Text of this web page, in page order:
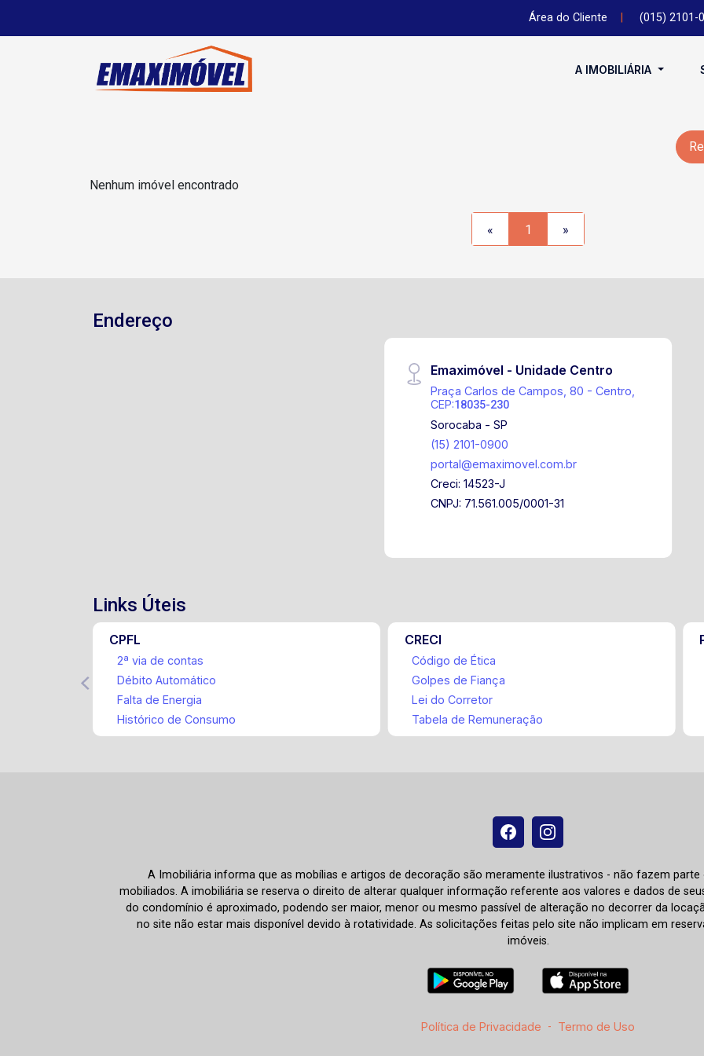
Área do Cliente (015) 2101-
A IMOBILIÁRIA
Nenhum imóvel encontrado
« 1 »
Endereço
Emaximóvel - Unidade Centro
Praça Carlos de Campos, 80 - Centro,
CEP:18035-230
Sorocaba - SP
(15) 2101-0900
portal@emaximovel.com.br
Creci: 14523-J
CNPJ: 71.561.005/0001-31
Links Úteis
CPFL
2ª via de contas
Débito Automático
Falta de Energia
Histórico de Consumo
CRECI
Código de Ética
Golpes de Fiança
Lei do Corretor
Tabela de Remuneração
A Imobiliária informa que as mobílias e artigos de decoração são meramente ilustrativos - não fazem
mobiliados. A imobiliária se reserva o direito de alterar qualquer informação referente aos valores e dados de
do condomínio é aproximado, podendo ser maior, menor ou mesmo passível de alteração no decorrer da
no site não estar mais disponível devido à rotatividade. As solicitações feitas pelo site não implicam em
imóveis.
Política de Privacidade - Termo de Uso